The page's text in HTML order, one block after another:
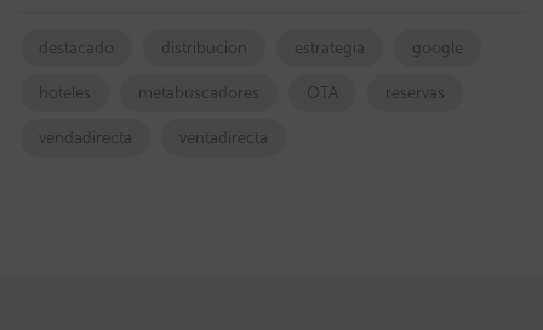
destacado distribucion estrategia google
hoteles metabuscadores OTA reservas
vendadirecta ventadirecta